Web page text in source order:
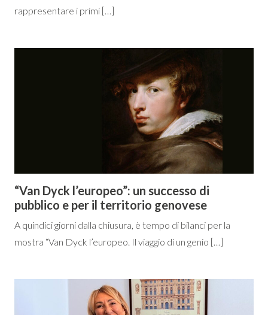
rappresentare i primi […]
“Van Dyck l’europeo”: un successo di
pubblico e per il territorio genovese
A quindici giorni dalla chiusura, è tempo di bilanci per la
mostra “Van Dyck l’europeo. Il viaggio di un genio […]